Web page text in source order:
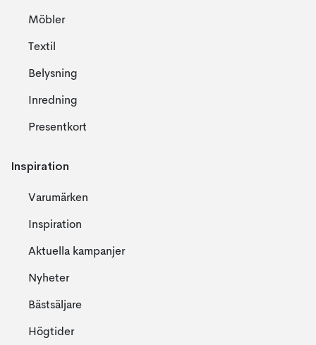
Möbler
Textil
Belysning
Inredning
Presentkort
Inspiration
Varumärken
Inspiration
Aktuella kampanjer
Nyheter
Bästsäljare
Högtider